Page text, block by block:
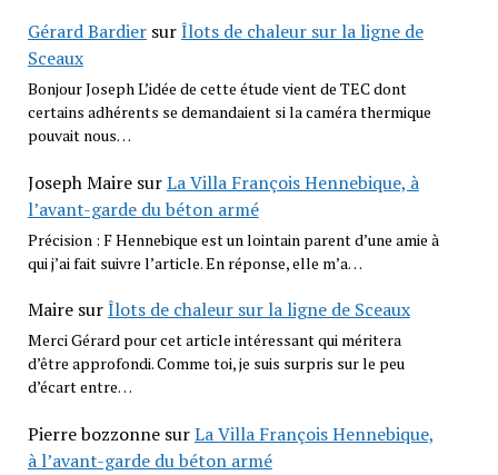
Gérard BardiersurÎlots de chaleur sur la ligne de
Sceaux
Bonjour Joseph L’idée de cette étude vient de TEC dont
certains adhérents se demandaient si la caméra thermique
pouvait nous…
Joseph MairesurLa Villa François Hennebique, à
l’avant-garde du béton armé
Précision : F Hennebique est un lointain parent d’une amie à
qui j’ai fait suivre l’article. En réponse, elle m’a…
MairesurÎlots de chaleur sur la ligne de Sceaux
Merci Gérard pour cet article intéressant qui méritera
d’être approfondi. Comme toi, je suis surpris sur le peu
d’écart entre…
Pierre bozzonnesurLa Villa François Hennebique,
à l’avant-garde du béton armé